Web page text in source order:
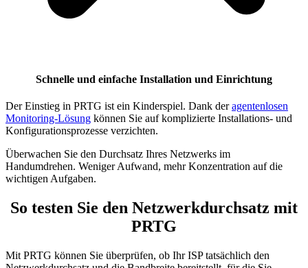
Schnelle und einfache Installation und Einrichtung
Der Einstieg in PRTG ist ein Kinderspiel. Dank deragentenlosen
Monitoring-Lösung können Sie auf komplizierte Installations- und
Konfigurationsprozesse verzichten.
Überwachen Sie den Durchsatz Ihres Netzwerks im
Handumdrehen. Weniger Aufwand, mehr Konzentration auf die
wichtigen Aufgaben.
So testen Sie den Netzwerkdurchsatz mit
PRTG
Mit PRTG können Sie überprüfen, ob Ihr ISP tatsächlich den